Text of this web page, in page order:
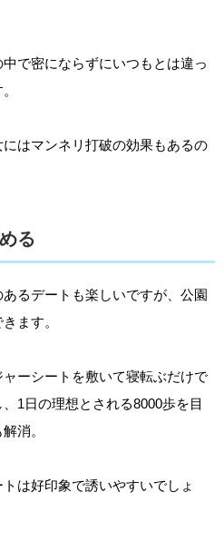
で密にならずにいつもとは違っ
はマンネリ打破の効果もあるの
る
るデートも楽しいですが、公園
ます。
ーシートを敷いて寝転ぶだけで
1日の理想とされる8000歩を目
消。
は好印象で誘いやすいでしょ